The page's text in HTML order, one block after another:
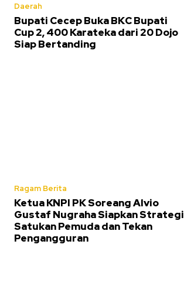
Daerah
Bupati Cecep Buka BKC Bupati
Cup 2, 400 Karateka dari 20 Dojo
Siap Bertanding
Ragam Berita
Ketua KNPI PK Soreang Alvio
Gustaf Nugraha Siapkan Strategi
Satukan Pemuda dan Tekan
Pengangguran